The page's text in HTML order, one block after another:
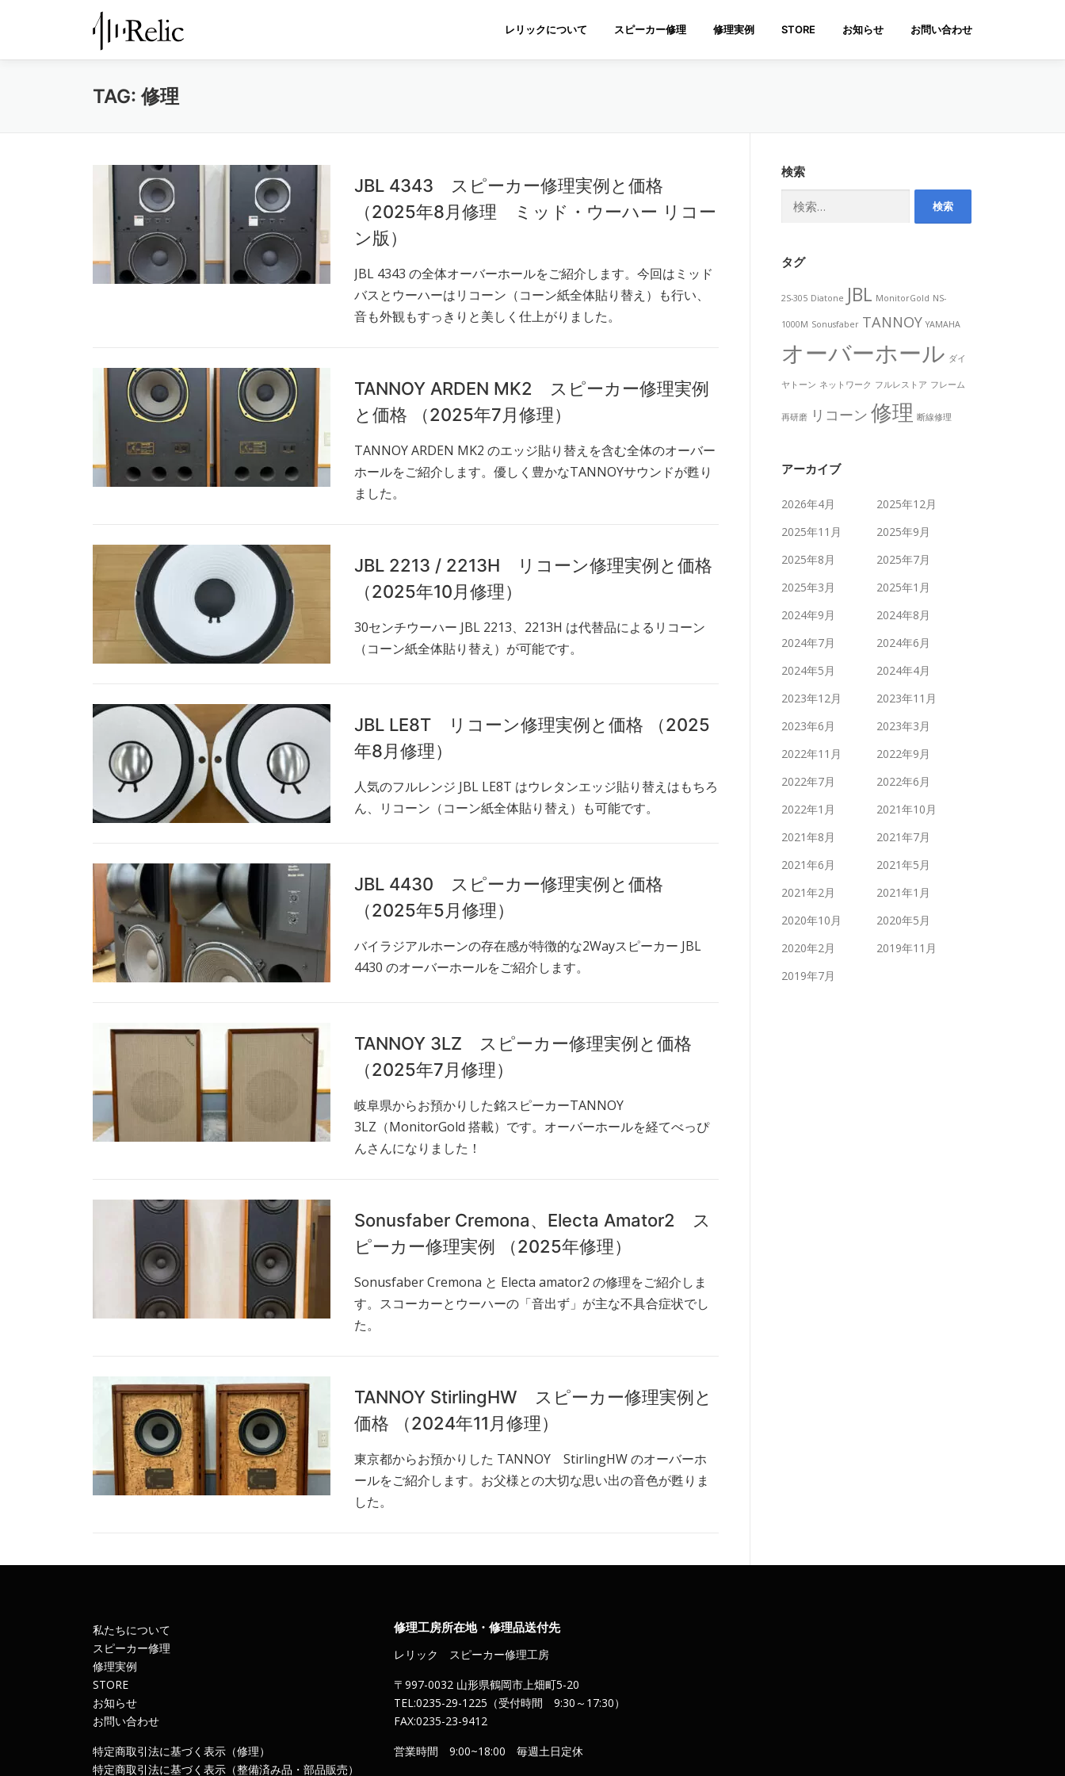
レリックについて スピーカー修理 修理実例 STORE お知らせ お問い合わせ
TAG:修理
JBL 4343 スピーカー修理実例と価格
（2025年8月修理 ミッド・ウーハー リコー
ン版）
JBL 4343 の全体オーバーホールをご紹介します。今回はミッド
バスとウーハーはリコーン（コーン紙全体貼り替え）も行い、
音も外観もすっきりと美しく仕上がりました。
TANNOY ARDEN MK2 スピーカー修理実例
と価格 （2025年7月修理）
TANNOY ARDEN MK2 のエッジ貼り替えを含む全体のオーバー
ホールをご紹介します。優しく豊かなTANNOYサウンドが甦り
ました。
JBL 2213 / 2213H リコーン修理実例と価格
（2025年10月修理）
30センチウーハー JBL 2213、2213H は代替品によるリコーン
（コーン紙全体貼り替え）が可能です。
JBL LE8T リコーン修理実例と価格 （2025
年8月修理）
人気のフルレンジ JBL LE8T はウレタンエッジ貼り替えはもちろ
ん、リコーン（コーン紙全体貼り替え）も可能です。
JBL 4430 スピーカー修理実例と価格
（2025年5月修理）
バイラジアルホーンの存在感が特徴的な2Wayスピーカー JBL
4430 のオーバーホールをご紹介します。
TANNOY 3LZ スピーカー修理実例と価格
（2025年7月修理）
岐阜県からお預かりした銘スピーカーTANNOY
3LZ（MonitorGold 搭載）です。オーバーホールを経てべっぴ
んさんになりました！
Sonusfaber Cremona、Electa Amator2 ス
ピーカー修理実例 （2025年修理）
Sonusfaber Cremona と Electa amator2 の修理をご紹介しま
す。スコーカーとウーハーの「音出ず」が主な不具合症状でし
た。
TANNOY StirlingHW スピーカー修理実例と
価格 （2024年11月修理）
東京都からお預かりした TANNOY StirlingHW のオーバーホ
ールをご紹介します。お父様との大切な思い出の音色が甦りま
した。
検索
タグ
2S-305 Diatone JBL MonitorGold NS-
1000M Sonusfaber TANNOY YAMAHA
オーバーホール ダイ
ヤトーン ネットワーク フルレストア フレーム
再研磨 リコーン 修理 断線修理
アーカイブ
2026年4月
2025年12月
2025年11月
2025年9月
2025年8月
2025年7月
2025年3月
2025年1月
2024年9月
2024年8月
2024年7月
2024年6月
2024年5月
2024年4月
2023年12月
2023年11月
2023年6月
2023年3月
2022年11月
2022年9月
2022年7月
2022年6月
2022年1月
2021年10月
2021年8月
2021年7月
2021年6月
2021年5月
2021年2月
2021年1月
2020年10月
2020年5月
2020年2月
2019年11月
2019年7月
私たちについて
スピーカー修理
修理実例
STORE
お知らせ
お問い合わせ
特定商取引法に基づく表示（修理）
特定商取引法に基づく表示（整備済み品・部品販売）
修理工房所在地・修理品送付先
レリック スピーカー修理工房
〒997-0032 山形県鶴岡市上畑町5-20
TEL:0235-29-1225（受付時間 9:30～17:30）
FAX:0235-23-9412
営業時間 9:00~18:00 毎週土日定休